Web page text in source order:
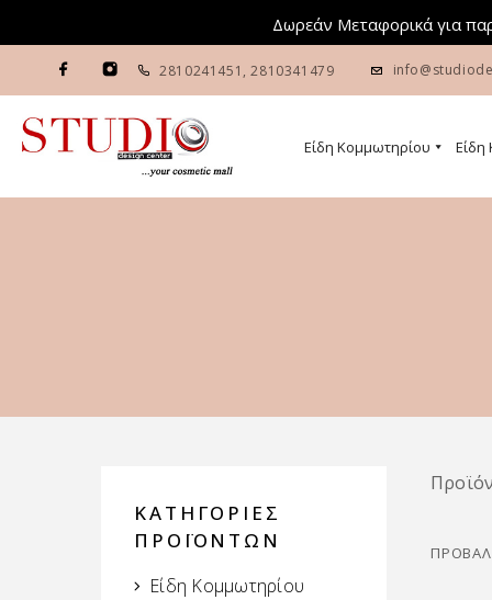
Δωρεάν Μεταφορικά για
2810241451 , 2810341479
Είδη Κομμωτηρίου Είδη
ΚΑΤΗΓΟΡΙΕΣ
ΠΡΟΪΟΝΤΩΝ
Είδη Κομμωτηρίου